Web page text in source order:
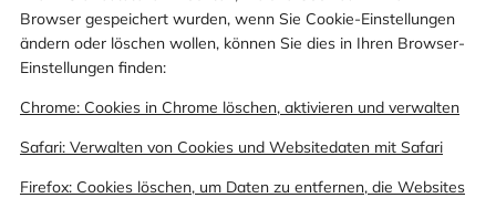
Browser gespeichert wurden, wenn Sie Cookie-Einstellungen
ändern oder löschen wollen, können Sie dies in Ihren Browser-
Einstellungen finden:
Chrome: Cookies in Chrome löschen, aktivieren und verwalten
Safari: Verwalten von Cookies und Websitedaten mit Safari
Firefox: Cookies löschen, um Daten zu entfernen, die Websites